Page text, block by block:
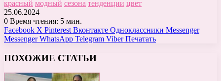
красный модный сезона тенденции цвет
25.06.2024
0 Время чтения: 5 мин.
Facebook X Pinterest Вконтакте Одноклассники Messenger
Messenger WhatsApp Telegram Viber Печатать
ПОХОЖИЕ СТАТЬИ